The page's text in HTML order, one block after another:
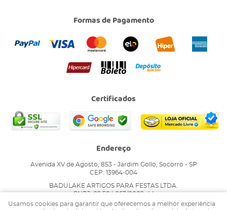
Formas de Pagamento
Certificados
Endereço
Avenida XV de Agosto, 853- Jardim Gollo, Socorro - SP
CEP: 13964-004
BADULAKE ARTIGOS PARA FESTAS LTDA.
CNPJ: 02.504.263/0002-44
Usamos cookies para garantir que oferecemos a melhor experiência